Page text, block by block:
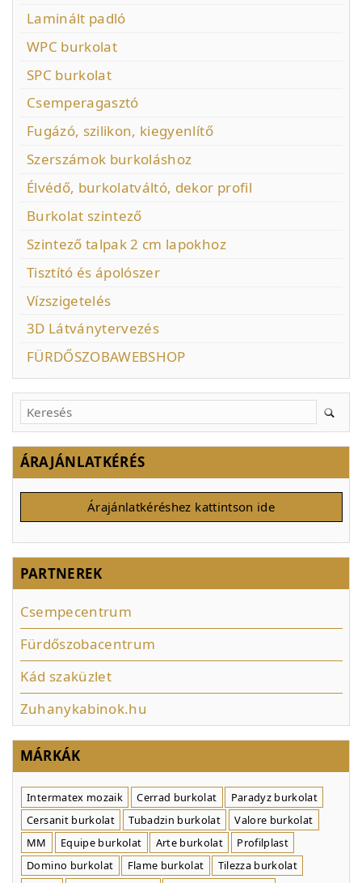
Laminált padló
WPC burkolat
SPC burkolat
Csemperagasztó
Fugázó, szilikon, kiegyenlítő
Szerszámok burkoláshoz
Élvédő, burkolatváltó, dekor profil
Burkolat szintező
Szintező talpak 2 cm lapokhoz
Tisztító és ápolószer
Vízszigetelés
3D Látványtervezés
FÜRDŐSZOBAWEBSHOP
ÁRAJÁNLATKÉRÉS
Árajánlatkéréshez kattintson ide
PARTNEREK
Csempecentrum
Fürdőszobacentrum
Kád szaküzlet
Zuhanykabinok.hu
MÁRKÁK
Intermatex mozaik Cerrad burkolat
Paradyz burkolat
Cersanit burkolat
Tubadzin burkolat
Valore burkolat
MM
Equipe burkolat Arte burkolat
Profilplast
Domino burkolat
Flame burkolat
Tilezza burkolat